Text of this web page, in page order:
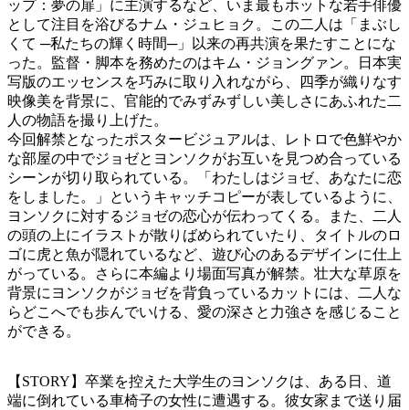
ップ：夢の扉」に主演するなど、いま最もホットな若手俳優
として注目を浴びるナム・ジュヒョク。この二人は「まぶし
くて ─私たちの輝く時間─」以来の再共演を果たすことにな
った。監督・脚本を務めたのはキム・ジョングァン。日本実
写版のエッセンスを巧みに取り入れながら、四季が織りなす
映像美を背景に、官能的でみずみずしい美しさにあふれた二
人の物語を撮り上げた。
今回解禁となったポスタービジュアルは、レトロで色鮮やか
な部屋の中でジョゼとヨンソクがお互いを見つめ合っている
シーンが切り取られている。「わたしはジョゼ、あなたに恋
をしました。」というキャッチコピーが表しているように、
ヨンソクに対するジョゼの恋心が伝わってくる。また、二人
の頭の上にイラストが散りばめられていたり、タイトルのロ
ゴに虎と魚が隠れているなど、遊び心のあるデザインに仕上
がっている。さらに本編より場面写真が解禁。壮大な草原を
背景にヨンソクがジョゼを背負っているカットには、二人な
らどこへでも歩んでいける、愛の深さと力強さを感じること
ができる。
【STORY】卒業を控えた大学生のヨンソクは、ある日、道
端に倒れている車椅子の女性に遭遇する。彼女家まで送り届